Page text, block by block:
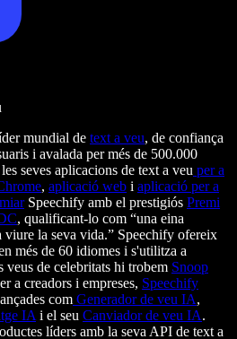
mundial de text a veu, de confiança
i avalada per més de 500.000
seves aplicacions de text a veu per a
, aplicació web i aplicació per a
Speechify amb el prestigiós Premi
, qualificant-lo com “una eina
viure la seva vida.” Speechify ofereix
més de 60 idiomes i s'utilitza a
veus de celebritats hi trobem Snoop
a creadors i empreses, Speechify
com Generador de veu IA,
IA i el seu Canviador de veu IA.
líders amb la seva API de text a